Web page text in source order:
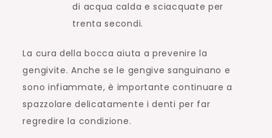
di acqua calda e sciacquate per
trenta secondi.
La cura della bocca aiuta a prevenire la
gengivite. Anche se le gengive sanguinano e
sono infiammate, è importante continuare a
spazzolare delicatamente i denti per far
regredire la condizione.